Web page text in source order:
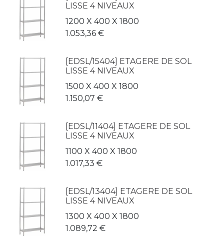
LISSE 4 NIVEAUX
1200 X 400 X 1800
1.053,36 €
[EDSL/15404] ETAGERE DE SOL
LISSE 4 NIVEAUX
1500 X 400 X 1800
1.150,07 €
[EDSL/11404] ETAGERE DE SOL
LISSE 4 NIVEAUX
1100 X 400 X 1800
1.017,33 €
[EDSL/13404] ETAGERE DE SOL
LISSE 4 NIVEAUX
1300 X 400 X 1800
1.089,72 €